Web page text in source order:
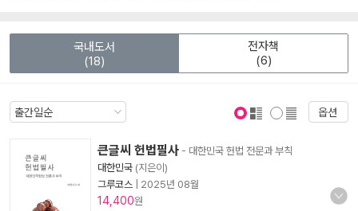
국내도서
(18)
전자책
(6)
옵션
큰글씨 헌법필사 - 대한민국 헌법 전문과 부칙
대한민국 (지은이)
그루코스
2025년 08월
14,400원